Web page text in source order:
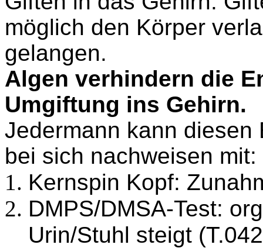
möglich den Körper
gelangen.
Algen verhindern die
Umgiftung ins Gehirn.
Jedermann kann diesen
bei sich nachweisen mit:
Kernspin Kopf:
DMPS/DMSA-Test:
Urin/Stuhl steigt